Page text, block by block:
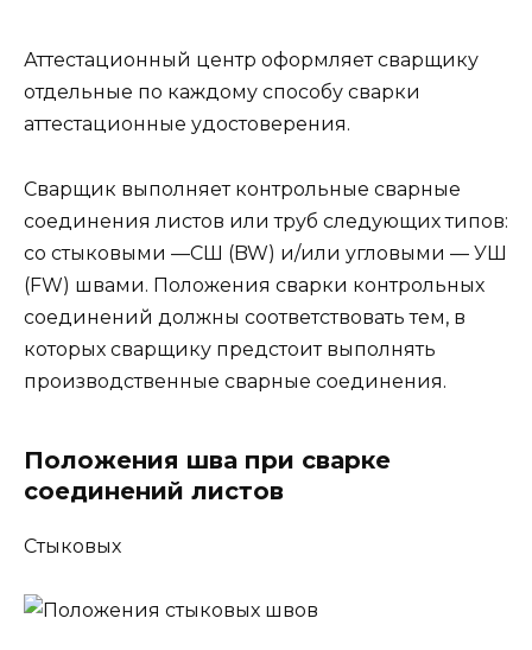
Аттестационный центр оформляет сварщику
отдельные по каждому способу сварки
аттестационные удостоверения.
Сварщик выполняет контрольные сварные
соединения листов или труб следующих типов:
со стыковыми —СШ (BW) и/или угловыми — УШ
(FW) швами. Положения сварки контрольных
соединений должны соответствовать тем, в
которых сварщику предстоит выполнять
производственные сварные соединения.
Положения шва при сварке
соединений листов
Стыковых